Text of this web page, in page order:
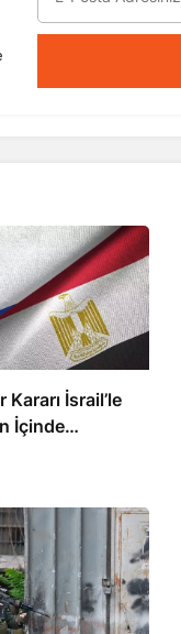
Kararı İsrail’le
İçinde